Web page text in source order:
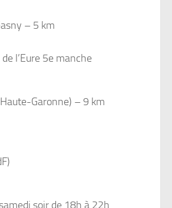
– 5 km
l’Eure 5e manche
Garonne) – 9 km
soir de 18h à 22h